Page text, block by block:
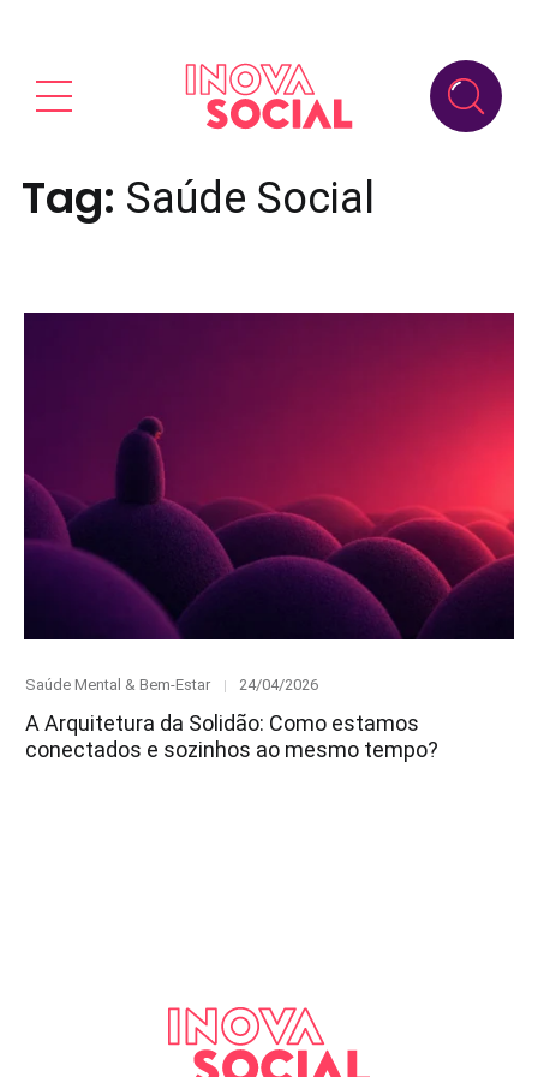
Tag: Saúde Social
Category
Saúde Mental & Bem-Estar
Posted
24/04/2026
A Arquitetura da Solidão: Como estamos
conectados e sozinhos ao mesmo tempo?